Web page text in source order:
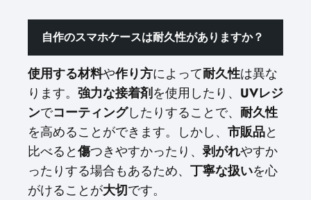
自作のスマホケースは耐久性がありますか？
使用する材料や作り方によって耐久性は異な
ります。 強力な接着剤を使用したり、 UVレジ
ンでコーティングしたりすることで、 耐久性
を高めることができます。しかし、 市販品と
比べると傷つきやすかったり、 剥がれやすか
ったりする場合もあるため、 丁寧な扱いを心
がけることが大切です。